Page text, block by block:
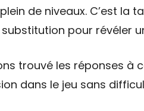
de niveaux. C’est la
pour révéler
trouvé les réponses à
dans le jeu sans